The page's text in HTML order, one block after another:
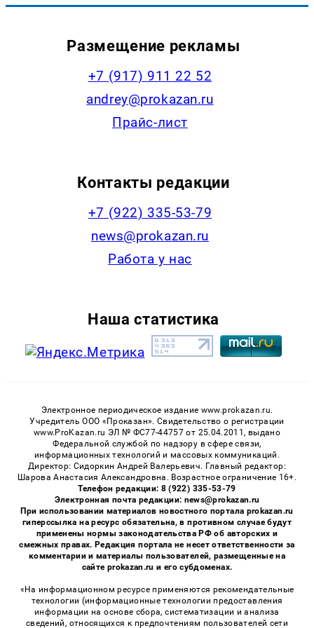
Размещение рекламы
+7 (917) 911 22 52
andrey@prokazan.ru
Прайс-лист
Контакты редакции
+7 (922) 335-53-79
news@prokazan.ru
Работа у нас
Наша статистика
Электронное периодическое издание www.prokazan.ru.
Учредитель ООО «Проказан». Cвидетельство о регистрации
www.ProKazan.ru ЭЛ № ФС77-44757 от 25.04.2011, выдано
Федеральной службой по надзору в сфере связи,
информационных технологий и массовых коммуникаций.
Директор: Сидоркин Андрей Валерьевич. Главный редактор:
Шарова Анастасия Александровна. Возрастное ограничение 16+.
Телефон редакции: 8 (922) 335-53-79
Электронная почта редакции: news@prokazan.ru
При использовании материалов новостного портала prokazan.ru
гиперссылка на ресурс обязательна, в противном случае будут
применены нормы законодательства РФ об авторских и
смежных правах. Редакция портала не несет ответственности за
комментарии и материалы пользователей, размещенные на
сайте prokazan.ru и его субдоменах.
«На информационном ресурсе применяются рекомендательные
технологии (информационные технологии предоставления
информации на основе сбора, систематизации и анализа
сведений, относящихся к предпочтениям пользователей сети